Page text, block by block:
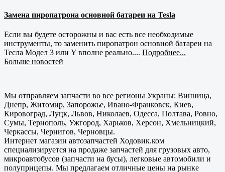
Замена пиропатрона основной батареи на Tesla
Если вы будете осторожны и вас есть все необходимые
инструменты, то заменить пиропатрон основной батареи на
Тесла Модел 3 или Y вполне реально.... Подробнее...
Больше новостей
Мы отправляем запчасти во все регионы Украны: Винница,
Днепр, Житомир, Запорожье, Ивано-Франковск, Киев,
Кировоград, Луцк, Львов, Николаев, Одесса, Полтава, Ровно,
Сумы, Тернополь, Ужгород, Харьков, Херсон, Хмельницкий,
Черкассы, Чернигов, Черновцы.
Интернет магазин автозапчастей Ходовик.ком
специализируется на продаже запчастей для грузовых авто,
микроавтобусов (запчасти на бусы), легковые автомобили и
полуприцепы. Мы предлагаем отличные цены на рынке